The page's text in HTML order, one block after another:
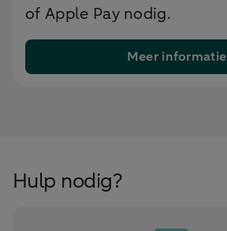
of Apple Pay nodig.
Meer informatie
Hulp nodig?